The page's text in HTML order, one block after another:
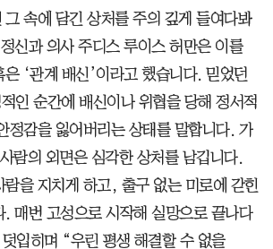
그 속에 담긴 상처를 주의 깊게 들여다봐
신과 의사 주디스 루이스 허만은 이를
은 ‘관계 배신’이라고 했습니다. 믿었던
인 순간에 배신이나 위협을 당해 정서적
정감을 잃어버리는 상태를 말합니다. 가
람의 외면은 심각한 상처를 남깁니다.
람을 지치게 하고, 출구 없는 미로에 갇힌
. 매번 고성으로 시작해 실망으로 끝나다
입히며 “우린 평생 해결할 수 없을